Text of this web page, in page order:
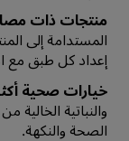
منتجات ذات
المستدامة إلى
إعداد كل طبق مع
خيارات صحية
والنباتية الخالية
الصحة والنكهة.